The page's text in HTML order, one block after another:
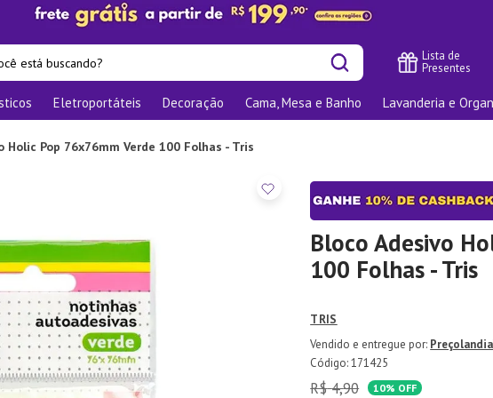
está buscando?
Lista de
Presentes
Eletroportáteis Decoração Cama, Mesa e Banho Lavanderia e
Holic Pop 76x76mm Verde 100 Folhas - Tris
Bloco Adesivo
100 Folhas - Tris
TRIS
Preçolandia
:171425
R$ 4,90 10% OFF
buscados
Jantar